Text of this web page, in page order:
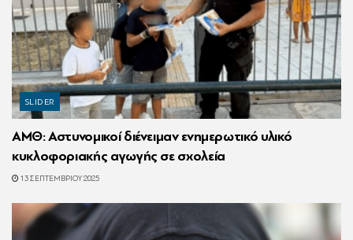
SLIDER
ΑΜΘ: Αστυνομικοί διένειμαν ενημερωτικό υλικό
κυκλοφοριακής αγωγής σε σχολεία
13 ΣΕΠΤΕΜΒΡΊΟΥ 2025